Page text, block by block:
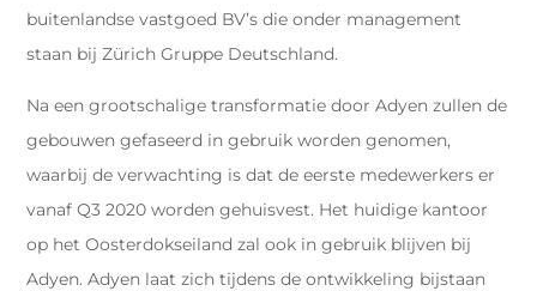
buitenlandse vastgoed BV’s die onder management
staan bij Zürich Gruppe Deutschland.
Na een grootschalige transformatie door Adyen zullen de
gebouwen gefaseerd in gebruik worden genomen,
waarbij de verwachting is dat de eerste medewerkers er
vanaf Q3 2020 worden gehuisvest. Het huidige kantoor
op het Oosterdokseiland zal ook in gebruik blijven bij
Adyen. Adyen laat zich tijdens de ontwikkeling bijstaan